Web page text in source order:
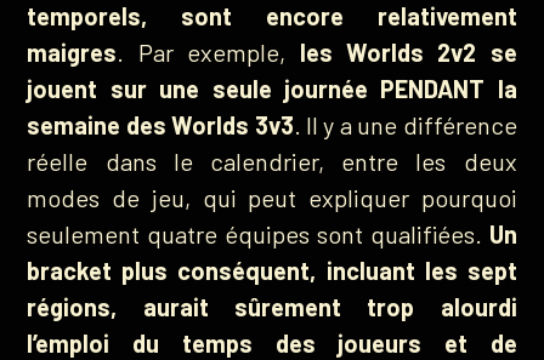
temporels, sont encore relativement
maigres. Par exemple, les Worlds 2v2 se
jouent sur une seule journée PENDANT la
semaine des Worlds 3v3. Il y a une différence
réelle dans le calendrier, entre les deux
modes de jeu, qui peut expliquer pourquoi
seulement quatre équipes sont qualifiées. Un
bracket plus conséquent, incluant les sept
régions, aurait sûrement trop alourdi
l’emploi du temps des joueurs et de